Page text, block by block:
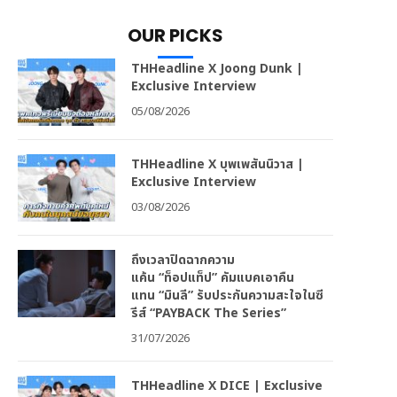
OUR PICKS
THHeadline X Joong Dunk |
Exclusive Interview
05/08/2026
THHeadline X บุพเพสันนิวาส |
Exclusive Interview
03/08/2026
ถึงเวลาปิดฉากความ
แค้น “ท็อปแท็ป” คัมแบคเอาคืน
แทน “มินลี” รับประกันความสะใจในซี
รีส์ “PAYBACK The Series”
31/07/2026
THHeadline X DICE | Exclusive